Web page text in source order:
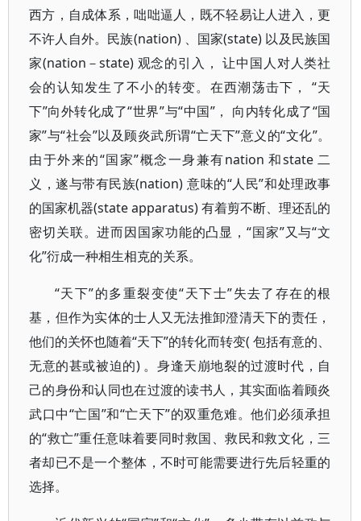
西方，自成体系，咄咄逼人，既不轻易让人进入，更
不许人自外。民族(nation) 、国家(state) 以及民族国
家(nation－state) 观念的引入， 让中国人对人类社
会的认知发生了不小的转变。在西潮荡击下， “天
下”向外转化成了“世界”与“中国”， 向内转化成了“国
家”与“社会”以及顾炎武所谓“亡天下”意义的“文化”。
由于外来的“国家”概念一身兼有nation 和state 二
义，遂与带有民族(nation) 意味的“人民”和处理政事
的国家机器(state apparatus) 有着剪不断、理还乱的
密切关联。进而因国家功能的凸显，“国家”又与“文
化”衍成一种相生相克的关系。
“天下”的多重裂变使“天下士”失去了存在的根
基，但作为实体的士人又无法推卸澄清天下的责任，
他们的关怀也随着“天下”的转化而转变( 包括有意的、
无意的甚或被迫的) 。身逢天崩地裂的过渡时代，自
己的身份和认同也在过渡的读书人，其实面临着顾炎
武口中“亡国”和“亡天下”的双重危难。他们必须承担
的“救亡”重任意味着要同时救国、救民和救文化，三
者却已不是一个整体，不时可能需要进行先后轻重的
选择。